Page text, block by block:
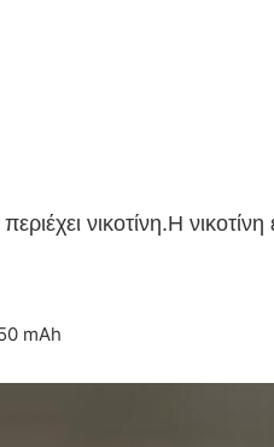
νικοτίνη.Η νικοτίνη
mAh